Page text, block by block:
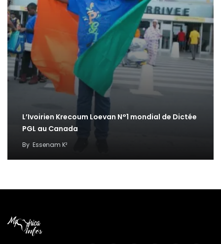
L’Ivoirien Krecoum Loevan N°1 mondial de Dictée
PGL au Canada
By Essenam K²